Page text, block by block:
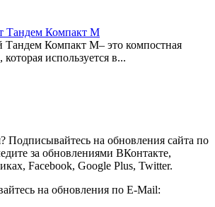
Тандем Компакт М
Тандем Компакт М– это компостная
используется в...
Подписывайтесь на обновления сайта по
за обновлениями ВКонтакте,
Facebook, Google Plus, Twitter.
на обновления по E-Mail: